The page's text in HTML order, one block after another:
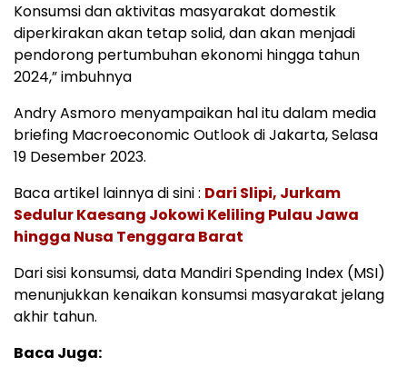
Konsumsi dan aktivitas masyarakat domestik
diperkirakan akan tetap solid, dan akan menjadi
pendorong pertumbuhan ekonomi hingga tahun
2024,” imbuhnya
Andry Asmoro menyampaikan hal itu dalam media
briefing Macroeconomic Outlook di Jakarta, Selasa
19 Desember 2023.
Baca artikel lainnya di sini : Dari Slipi, Jurkam
Sedulur Kaesang Jokowi Keliling Pulau Jawa
hingga Nusa Tenggara Barat
Dari sisi konsumsi, data Mandiri Spending Index (MSI)
menunjukkan kenaikan konsumsi masyarakat jelang
akhir tahun.
Baca Juga: